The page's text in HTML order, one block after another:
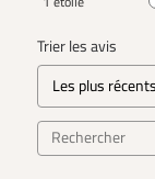
Trier les avis